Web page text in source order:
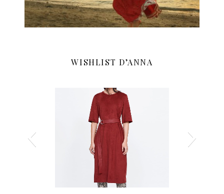
WISHLIST D’ANNA